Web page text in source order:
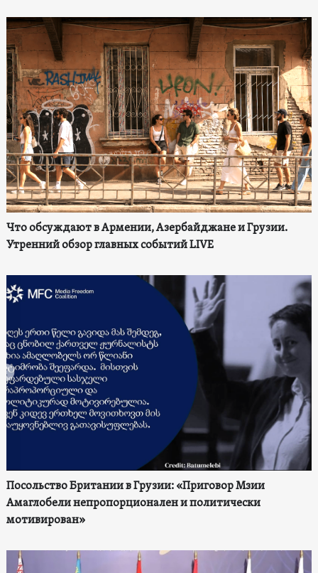
Что обсуждают в Армении, Азербайджане и Грузии.
Утренний обзор главных событий LIVE
Посольство Британии в Грузии: «Приговор Мзии
Амаглобели непропорционален и политически
мотивирован»